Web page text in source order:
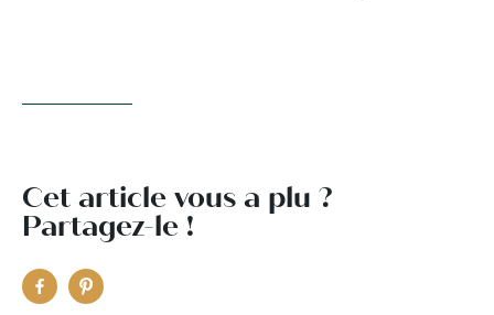
Cet article vous a plu ?
Partagez-le !